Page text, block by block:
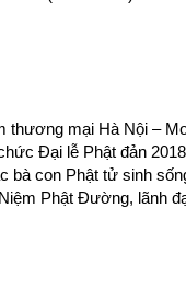
thương mại Hà Nội –
Đại lễ Phật đản
bà con Phật tử sinh
Phật Đường, lãnh